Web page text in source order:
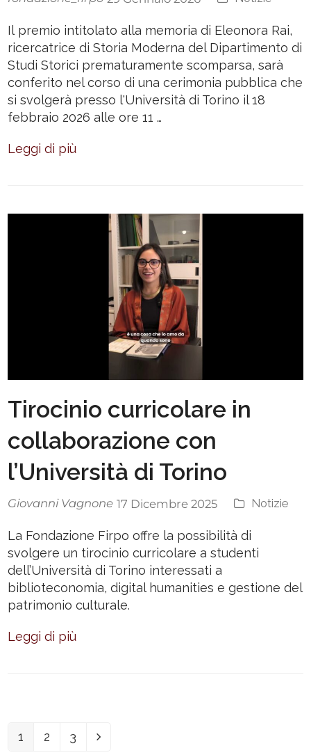
Il premio intitolato alla memoria di Eleonora Rai,
ricercatrice di Storia Moderna del Dipartimento di
Studi Storici prematuramente scomparsa, sarà
conferito nel corso di una cerimonia pubblica che
si svolgerà presso l'Università di Torino il 18
febbraio 2026 alle ore 11 …
Leggi di più
Tirocinio curricolare in
collaborazione con
l’Università di Torino
17 Dicembre 2025
Giovanni Vagnone Notizie
La Fondazione Firpo offre la possibilità di
svolgere un tirocinio curricolare a studenti
dell’Università di Torino interessati a
biblioteconomia, digital humanities e gestione del
patrimonio culturale.
Leggi di più
Pagina
1 Pagina
2 Pagina
3 Successivo